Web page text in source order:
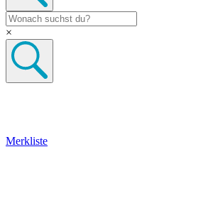
×
Merkliste